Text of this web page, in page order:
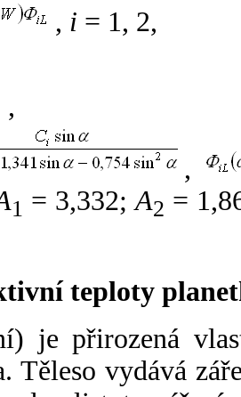
, i = 1, 2,
,
,
1 = 3,332;A2 =
teploty
je přirozená
Těleso vydává